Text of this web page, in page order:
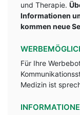
und Therapie.
Informationen
kommen neue
Für Ihre
Medizin ist